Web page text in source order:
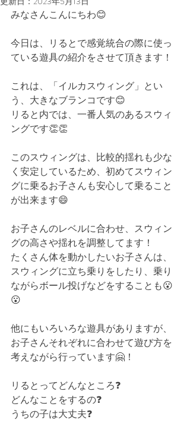
みなさんこんにちわ😊
今日は、リるとで感覚統合の際に使っ
ている遊具の紹介をさせて頂きます！
これは、「イルカスウィング」とい
う、大きなブランコです😊
リると内では、一番人気のあるスウィ
ングです👏👏
このスウィングは、比較的揺れも少な
く安定しているため、初めてスウィン
グに乗るお子さんも安心して乗ること
が出来ます😄
お子さんのレベルに合わせ、スウィン
グの高さや揺れを調整してます！
たくさん体を動かしたいお子さんは、
スウィングに立ち乗りをしたり、乗り
ながらボール投げなどをすることも😮
😮
他にもいろいろな遊具がありますが、
お子さんそれぞれに合わせて遊び方を
考えながら行っています🤗！
リるとってどんなところ❓⁡
どんなことをするの❓⁡
うちの子は大丈夫❓⁡